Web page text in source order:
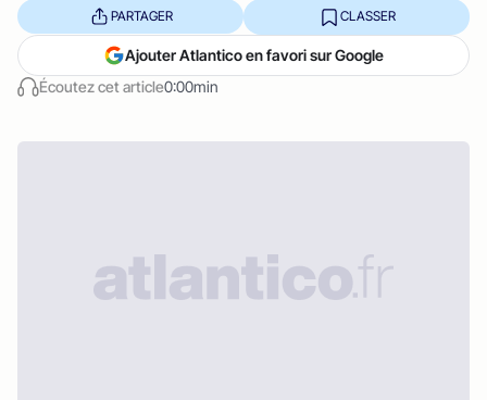
Écoutez cet article0:00min
PARTAGER CLASSER
Ajouter Atlantico en favori sur Google